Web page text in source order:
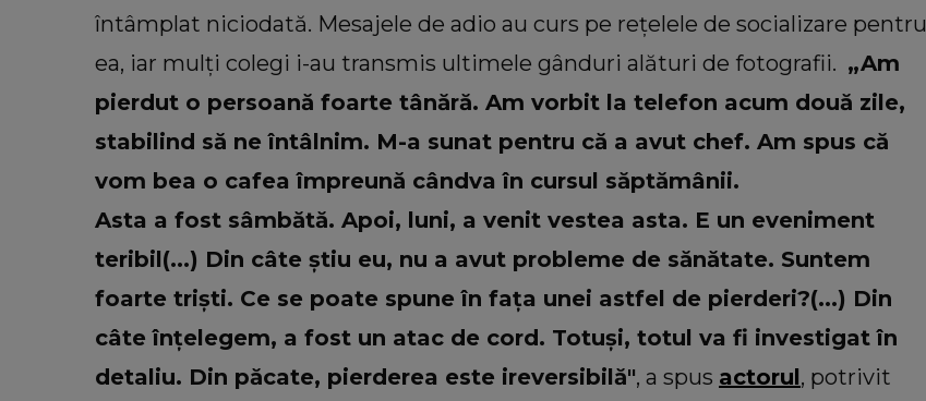
întâmplat niciodată. Mesajele de adio au curs pe rețelele de socializare pentru
ea, iar mulți colegi i-au transmis ultimele gânduri alături de fotografii. „Am
pierdut o persoană foarte tânără. Am vorbit la telefon acum două zile,
stabilind să ne întâlnim. M-a sunat pentru că a avut chef. Am spus că
vom bea o cafea împreună cândva în cursul săptămânii.
Asta a fost sâmbătă. Apoi, luni, a venit vestea asta. E un eveniment
teribil(...) Din câte știu eu, nu a avut probleme de sănătate. Suntem
foarte triști. Ce se poate spune în fața unei astfel de pierderi?(...) Din
câte înţelegem, a fost un atac de cord. Totuși, totul va fi investigat în
detaliu. Din păcate, pierderea este ireversibilă", a spus actorul, potrivit